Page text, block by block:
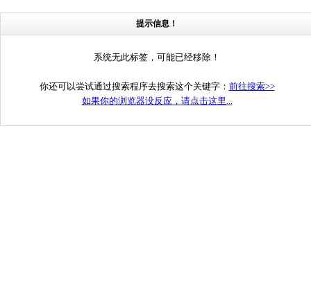
提示信息！
系统无此标签，可能已经移除！
你还可以尝试通过搜索程序去搜索这个关键字： 前往搜索>>
如果你的浏览器没反应，请点击这里...